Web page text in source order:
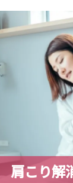
肩こり解